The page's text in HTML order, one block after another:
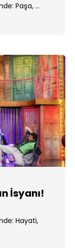
Paşa, ...
İsyanı!
Hayati,